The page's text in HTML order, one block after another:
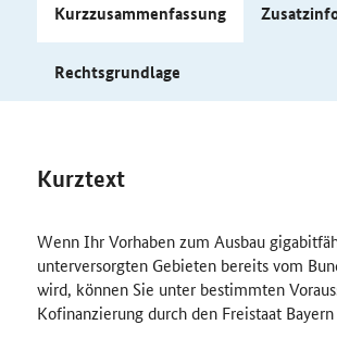
Kurzzusammenfassung
Rechtsgrundlage
Kurztext
Wenn Ihr Vorhaben zum Ausbau
unterversorgten Gebieten bereits vom
wird, können Sie unter bestimmten
Kofinanzierung durch den Freistaat